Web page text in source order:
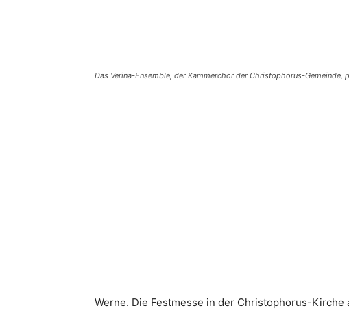
Das Verina-Ensemble, der Kammerchor der Christophorus-Gemeinde,
Werne. Die Festmesse in der Christophorus-